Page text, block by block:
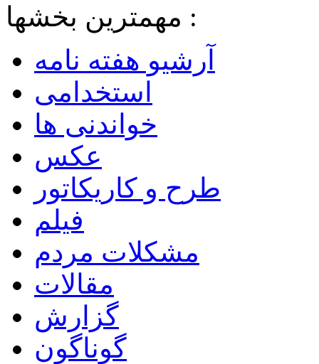
مهمترین بخشها :
آرشیو هفته نامه
استخدامی
خواندنی ها
عکس
طرح و کاریکاتور
فیلم
مشکلات مردم
مقالات
گزارش
گوناگون